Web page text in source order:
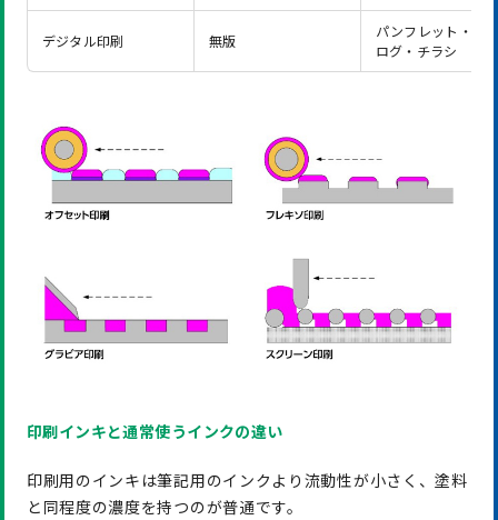
デジタル印刷 無版
パンフレット・カ
ログ・チラシ
印刷インキと通常使うインクの違い
印刷用のインキは筆記用のインクより流動性が小さく、塗料
と同程度の濃度を持つのが普通です。